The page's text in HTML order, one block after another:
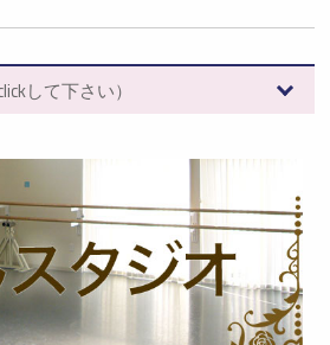
して下さい）